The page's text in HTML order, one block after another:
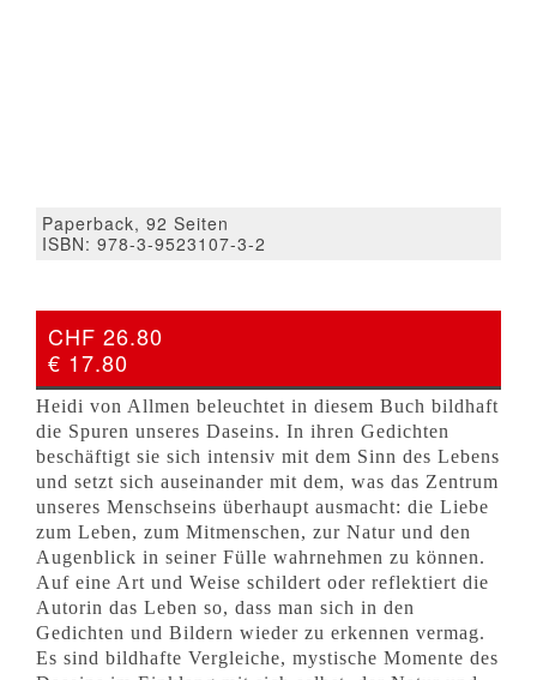
Paperback, 92 Seiten
ISBN: 978-3-9523107-3-2
CHF 26.80
€ 17.80
Heidi von Allmen beleuchtet in diesem Buch bildhaft
die Spuren unseres Daseins. In ihren Gedichten
beschäftigt sie sich intensiv mit dem Sinn des Lebens
und setzt sich auseinander mit dem, was das Zentrum
unseres Menschseins überhaupt ausmacht: die Liebe
zum Leben, zum Mitmenschen, zur Natur und den
Augenblick in seiner Fülle wahrnehmen zu können.
Auf eine Art und Weise schildert oder reflektiert die
Autorin das Leben so, dass man sich in den
Gedichten und Bildern wieder zu erkennen vermag.
Es sind bildhafte Vergleiche, mystische Momente des